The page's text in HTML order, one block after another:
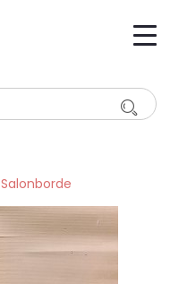
Salonborde